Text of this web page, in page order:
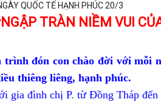
QUỐC TẾ HẠNH PHÚC 20/3
TRÀN NIỀM VUI
đón con chào đời với mỗi
thiêng liêng, hạnh phúc.
đình chị P. từ Đồng Tháp đến